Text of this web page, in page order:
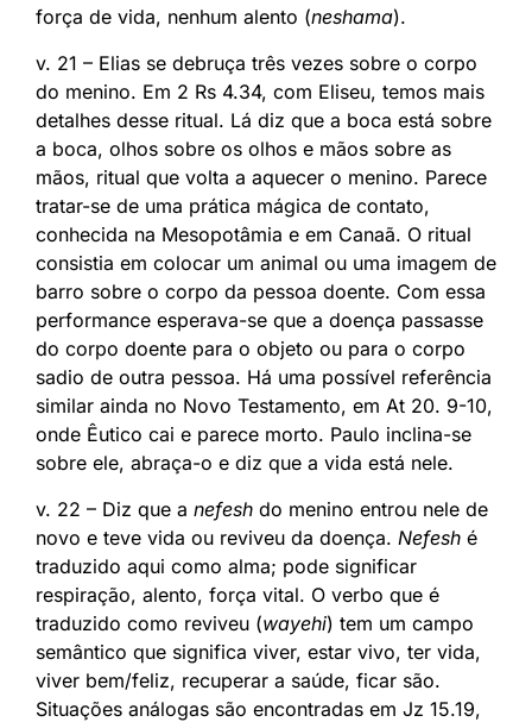
força de vida, nenhum alento (neshama).
v. 21 – Elias se debruça três vezes sobre o corpo
do menino. Em 2 Rs 4.34, com Eliseu, temos mais
detalhes desse ritual. Lá diz que a boca está sobre
a boca, olhos sobre os olhos e mãos sobre as
mãos, ritual que volta a aquecer o menino. Parece
tratar-se de uma prática mágica de contato,
conhecida na Mesopotâmia e em Canaã. O ritual
consistia em colocar um animal ou uma imagem de
barro sobre o corpo da pessoa doente. Com essa
performance esperava-se que a doença passasse
do corpo doente para o objeto ou para o corpo
sadio de outra pessoa. Há uma possível referência
similar ainda no Novo Testamento, em At 20. 9-10,
onde Êutico cai e parece morto. Paulo inclina-se
sobre ele, abraça-o e diz que a vida está nele.
v. 22 – Diz que a nefesh do menino entrou nele de
novo e teve vida ou reviveu da doença. Nefesh é
traduzido aqui como alma; pode significar
respiração, alento, força vital. O verbo que é
traduzido como reviveu (wayehi) tem um campo
semântico que significa viver, estar vivo, ter vida,
viver bem/feliz, recuperar a saúde, ficar são.
Situações análogas são encontradas em Jz 15.19,